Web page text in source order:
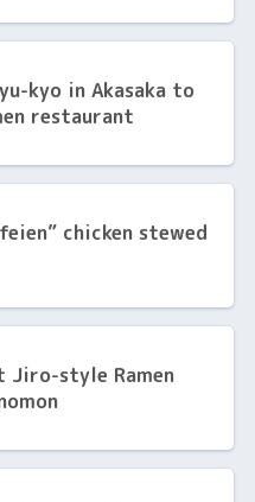
kyo in Akasaka to
restaurant
chicken stewed
Jiro-style Ramen